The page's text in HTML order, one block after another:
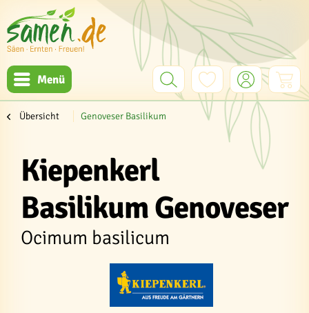
Menü
Übersicht Genoveser Basilikum
Kiepenkerl
Basilikum Genoveser
Ocimum basilicum